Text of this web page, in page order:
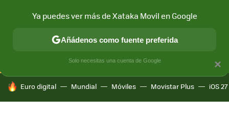
CONECTIVIDAD MÓVIL Y SOCIEDAD APLICACIONES
HOY SE HABLA DE
Euro digital Mundial Móviles Movistar Plus iOS 27
×
Ya puedes ver más de Xataka Movil en Google
Añádenos como fuente preferida
Solo necesitas una cuenta de Google